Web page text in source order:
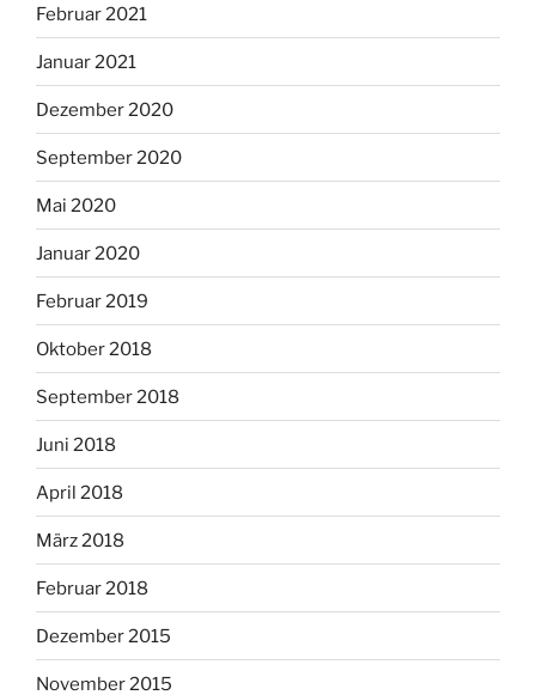
Februar 2021
Januar 2021
Dezember 2020
September 2020
Mai 2020
Januar 2020
Februar 2019
Oktober 2018
September 2018
Juni 2018
April 2018
März 2018
Februar 2018
Dezember 2015
November 2015